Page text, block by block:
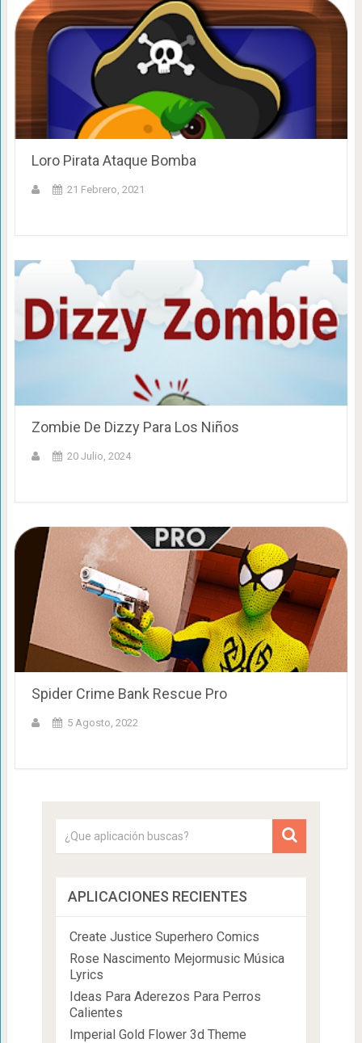
Loro Pirata Ataque Bomba
21 Febrero, 2021
Zombie De Dizzy Para Los Niños
20 Julio, 2024
Spider Crime Bank Rescue Pro
5 Agosto, 2022
APLICACIONES RECIENTES
Create Justice Superhero Comics
Rose Nascimento Mejormusic Música
Lyrics
Ideas Para Aderezos Para Perros
Calientes
Imperial Gold Flower 3d Theme